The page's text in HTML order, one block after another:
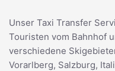
Unser Taxi Transfer
Touristen vom Bahnhof
verschiedene
Vorarlberg, Salzburg,